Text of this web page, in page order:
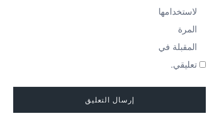
لاستخدامها
المرة
المقبلة في
تعليقي.